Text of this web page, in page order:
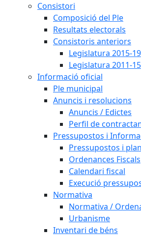
Consistori
Composició del Ple
Resultats electorals
Consistoris anteriors
Legislatura 2015-19
Legislatura 2011-15
Informació oficial
Ple municipal
Anuncis i resolucions
Anuncis / Edictes
Perfil de
Pressupostos i
Pressupostos i
Ordenances Fiscals
Calendari fiscal
Execució
Normativa
Normativa /
Urbanisme
Inventari de béns